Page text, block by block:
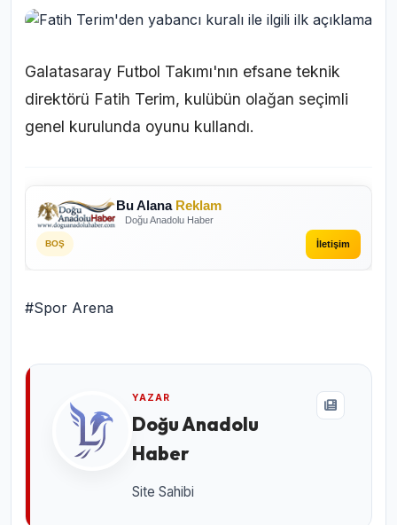
Galatasaray Futbol Takımı'nın efsane teknik
direktörü Fatih Terim, kulübün olağan seçimli
genel kurulunda oyunu kullandı.
Bu Alana Reklam
Doğu Anadolu Haber
BOŞ İletişim
#Spor Arena
YAZAR
Doğu Anadolu
Haber
Site Sahibi